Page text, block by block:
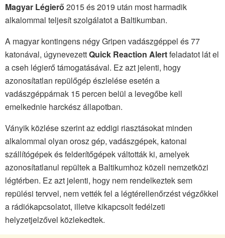
Magyar Légierő 2015 és 2019 után most harmadik
alkalommal teljesít szolgálatot a Baltikumban.
A magyar kontingens négy Gripen vadászgéppel és 77
katonával, úgynevezettQuick Reaction Alertfeladatot lát el
a cseh légierő támogatásával. Ez azt jelenti, hogy
azonosítatlan repülőgép észlelése esetén a
vadászgéppárnak 15 percen belül a levegőbe kell
emelkednie harckész állapotban.
Ványik közlése szerint az eddigi riasztásokat minden
alkalommal olyan orosz gép, vadászgépek, katonai
szállítógépek és felderítőgépek váltották ki, amelyek
azonosítatlanul repültek a Baltikumhoz közeli nemzetközi
légtérben. Ez azt jelenti, hogy nem rendelkeztek sem
repülési tervvel, nem vették fel a légtérellenőrzést végzőkkel
a rádiókapcsolatot, illetve kikapcsolt fedélzeti
helyzetjelzővel közlekedtek.